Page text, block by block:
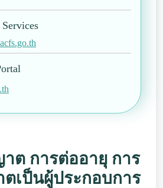
ต การต่ออายุ การ
เป็นผู้ประกอบการ